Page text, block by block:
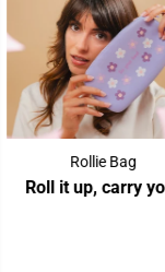
Rollie Bag
it up, carry your